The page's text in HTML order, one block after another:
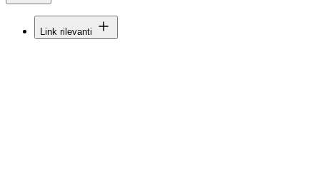
Link rilevanti